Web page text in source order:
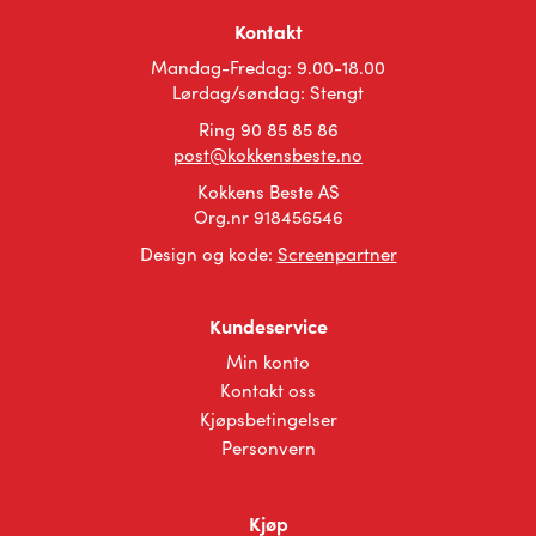
på
Kontakt
Mandag-Fredag: 9.00-18.00
Lørdag/søndag: Stengt
Ring 90 85 85 86
post@kokkensbeste.no
Kokkens Beste AS
Org.nr 918456546
Design og kode: Screenpartner
Kundeservice
Min konto
Kontakt oss
Kjøpsbetingelser
Personvern
Kjøp